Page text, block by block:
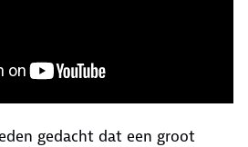
gedacht dat een groot